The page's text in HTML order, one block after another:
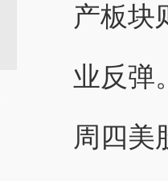
产板块
业反弹
周四美